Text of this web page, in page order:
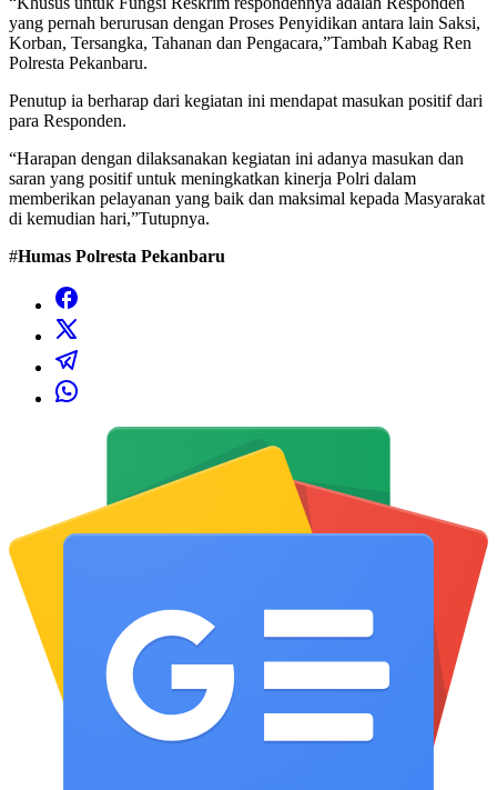
yang pernah berurusan dengan Proses Penyidikan antara lain Saksi,
Korban, Tersangka, Tahanan dan Pengacara,”Tambah Kabag Ren
Polresta Pekanbaru.
Penutup ia berharap dari kegiatan ini mendapat masukan positif dari
para Responden.
“Harapan dengan dilaksanakan kegiatan ini adanya masukan dan
saran yang positif untuk meningkatkan kinerja Polri dalam
memberikan pelayanan yang baik dan maksimal kepada Masyarakat
di kemudian hari,”Tutupnya.
#Humas Polresta Pekanbaru